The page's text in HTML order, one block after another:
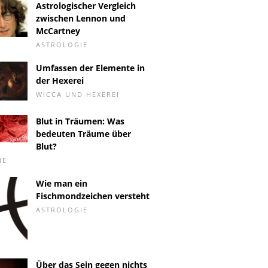
Astrologischer Vergleich
zwischen Lennon und
McCartney
ASTROLOGIE
Umfassen der Elemente in
der Hexerei
WICCA UND HEXEREI
Blut in Träumen: Was
bedeuten Träume über
Blut?
Wie man ein
Fischmondzeichen versteht
ASTROLOGIE
Über das Sein gegen nichts